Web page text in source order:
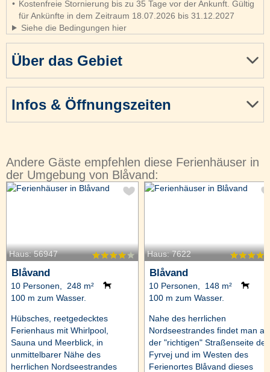
Über das Gebiet
Infos & Öffnungszeiten
Kostenfreie Stornierung bis zu 35 Tage vor der Ankunft. Gültig
für Ankünfte in dem Zeitraum 18.07.2026 bis 31.12.2027
Siehe die Bedingungen hier
Andere Gäste empfehlen diese Ferienhäuser in
der Umgebung von Blåvand:
Haus: 56947
Blåvand
10 Personen, 248 m²
100 m zum Wasser.
Hübsches, reetgedecktes
Ferienhaus mit Whirlpool,
Sauna und Meerblick, in
unmittelbarer Nähe des
herrlichen Nordseestrandes
Haus: 7622
Blåvand
10 Personen, 148 m²
100 m zum Wasser.
Nahe des herrlichen
Nordseestrandes findet man
der "richtigen" Straßenseite des
Fyrvej und im Westen des
Ferienortes Blåvand dieses